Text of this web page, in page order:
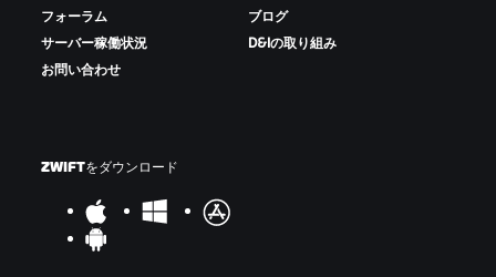
フォーラム
サーバー稼働状況
お問い合わせ
ブログ
D&Iの取り組み
ZWIFTをダウンロード